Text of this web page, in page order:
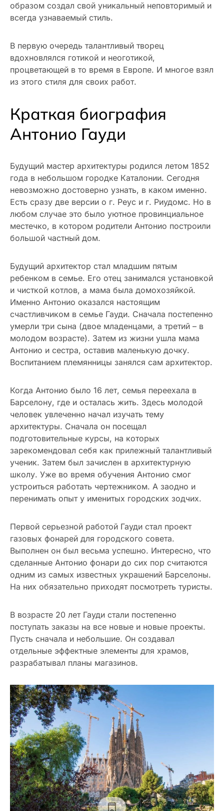
образом создал свой уникальный неповторимый и
всегда узнаваемый стиль.
В первую очередь талантливый творец
вдохновлялся готикой и неоготикой,
процветающей в то время в Европе. И многое взял
из этого стиля для своих работ.
Краткая биография
Антонио Гауди
Будущий мастер архитектуры родился летом 1852
года в небольшом городке Каталонии. Сегодня
невозможно достоверно узнать, в каком именно.
Есть сразу две версии о г. Реус и г. Риудомс. Но в
любом случае это было уютное провинциальное
местечко, в котором родители Антонио построили
большой частный дом.
Будущий архитектор стал младшим пятым
ребенком в семье. Его отец занимался установкой
и чисткой котлов, а мама была домохозяйкой.
Именно Антонио оказался настоящим
счастливчиком в семье Гауди. Сначала постепенно
умерли три сына (двое младенцами, а третий – в
молодом возрасте). Затем из жизни ушла мама
Антонио и сестра, оставив маленькую дочку.
Воспитанием племянницы занялся сам архитектор.
Когда Антонио было 16 лет, семья переехала в
Барселону, где и осталась жить. Здесь молодой
человек увлеченно начал изучать тему
архитектуры. Сначала он посещал
подготовительные курсы, на которых
зарекомендовал себя как прилежный талантливый
ученик. Затем был зачислен в архитектурную
школу. Уже во время обучения Антонио смог
устроиться работать чертежником. А заодно и
перенимать опыт у именитых городских зодчих.
Первой серьезной работой Гауди стал проект
газовых фонарей для городского совета.
Выполнен он был весьма успешно. Интересно, что
сделанные Антонио фонари до сих пор считаются
одним из самых известных украшений Барселоны.
На них обязательно приходят посмотреть туристы.
В возрасте 20 лет Гауди стали постепенно
поступать заказы на все новые и новые проекты.
Пусть сначала и небольшие. Он создавал
отдельные эффектные элементы для храмов,
разрабатывал планы магазинов.